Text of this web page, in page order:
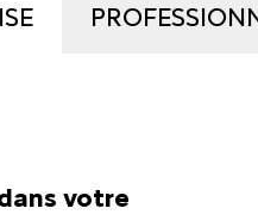
votre